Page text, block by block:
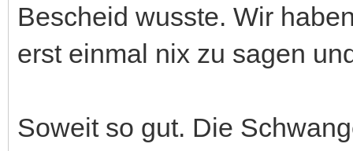
Bescheid wusste. Wir
erst einmal nix zu sagen
Soweit so gut. Die